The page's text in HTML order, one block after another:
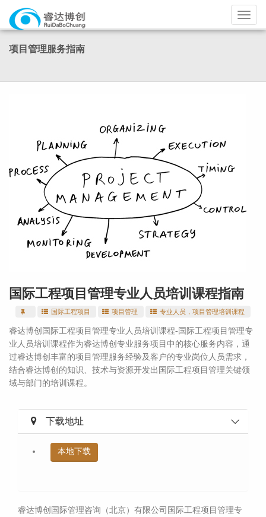
导
航
项目管理服务指南
国际工程项目管理专业人员培训课程指南
国际工程项目 项目管理 专业人员，项目管理培训课程
睿达博创国际工程项目管理专业人员培训课程-国际工程项目管理专
业人员培训课程作为睿达博创专业服务项目中的核心服务内容，通
过睿达博创丰富的项目管理服务经验及客户的专业岗位人员需求，
结合睿达博创的知识、技术与资源开发出国际工程项目管理关键领
域与部门的培训课程。
下载地址
本地下载
睿达博创国际管理咨询（北京）有限公司 国际工程项目管理专